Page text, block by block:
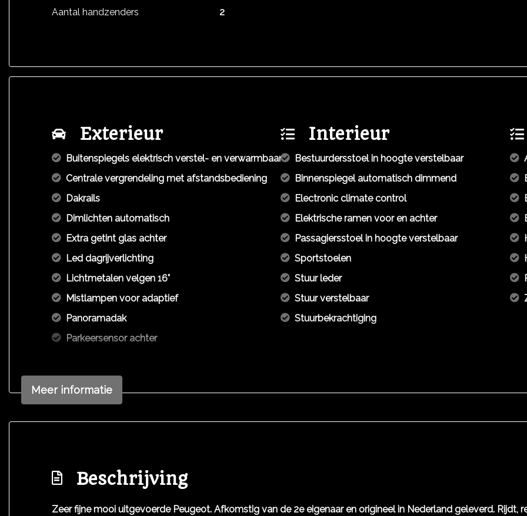
Aantal handzenders
2
Exterieur
Buitenspiegels elektrisch verstel- en verwarmbaar
Centrale vergrendeling met afstandsbediening
Dakrails
Dimlichten automatisch
Extra getint glas achter
Led dagrijverlichting
Lichtmetalen velgen 16"
Mistlampen voor adaptief
Panoramadak
Parkeersensor achter
Interieur
Bestuurdersstoel in hoogte verstelbaar
Binnenspiegel automatisch dimmend
Electronic climate control
Elektrische ramen voor en achter
Passagiersstoel in hoogte verstelbaar
Sportstoelen
Stuur leder
Stuur verstelbaar
Stuurbekrachtiging
Meer informatie
Beschrijving
Zeer fijne mooi uitgevoerde Peugeot. Afkomstig van de 2e eigenaar en origineel in Nederland geleverd. Rijdt,